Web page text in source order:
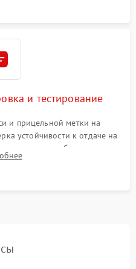
и тестирование
и прицельной метки на
устойчивости к отдаче на
качества изображения в
и корректной работы всех